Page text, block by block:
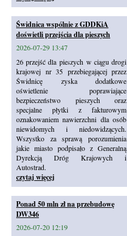
Świdnica wspólnie z GDDKiA
doświetli przejścia dla pieszych
2026-07-29 13:47
26 przejść dla pieszych w ciągu drogi
krajowej nr 35 przebiegającej przez
Świdnicę zyska dodatkowe
oświetlenie poprawiające
bezpieczeństwo pieszych oraz
specjalne płytki z fakturowym
oznakowaniem nawierzchni dla osób
niewidomych i niedowidzących.
Wszystko za sprawą porozumienia
jakie miasto podpisało z Generalną
Dyrekcją Dróg Krajowych i
Autostrad.
czytaj więcej
Ponad 50 mln zł na przebudowę
DW346
2026-07-20 12:19